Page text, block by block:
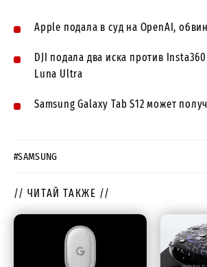
Apple подала в суд на OpenAI,
DJI подала два иска против
Luna Ultra
Samsung Galaxy Tab S12 может
#SAMSUNG
// ЧИТАЙ ТАКЖЕ //